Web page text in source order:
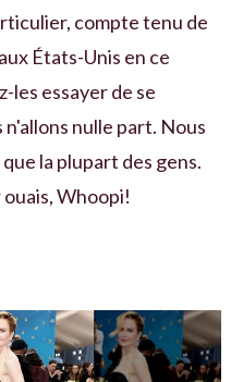
compte tenu de
États-Unis en ce
les essayer de se
nulle part. Nous
la plupart des gens.
ouais, Whoopi!